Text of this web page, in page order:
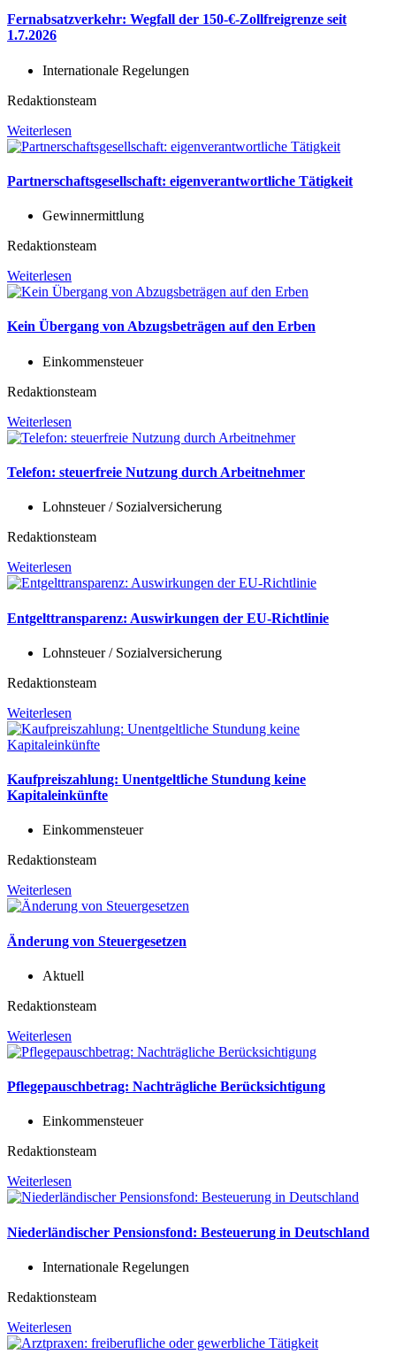
Fernabsatzverkehr: Wegfall der 150-€-Zollfreigrenze seit
1.7.2026
Internationale Regelungen
Redaktionsteam
Weiterlesen
Partnerschaftsgesellschaft: eigenverantwortliche Tätigkeit
Gewinnermittlung
Redaktionsteam
Weiterlesen
Kein Übergang von Abzugsbeträgen auf den Erben
Einkommensteuer
Redaktionsteam
Weiterlesen
Telefon: steuerfreie Nutzung durch Arbeitnehmer
Lohnsteuer / Sozialversicherung
Redaktionsteam
Weiterlesen
Entgelttransparenz: Auswirkungen der EU-Richtlinie
Lohnsteuer / Sozialversicherung
Redaktionsteam
Weiterlesen
Kaufpreiszahlung: Unentgeltliche Stundung keine
Kapitaleinkünfte
Einkommensteuer
Redaktionsteam
Weiterlesen
Änderung von Steuergesetzen
Aktuell
Redaktionsteam
Weiterlesen
Pflegepauschbetrag: Nachträgliche Berücksichtigung
Einkommensteuer
Redaktionsteam
Weiterlesen
Niederländischer Pensionsfond: Besteuerung in Deutschland
Internationale Regelungen
Redaktionsteam
Weiterlesen